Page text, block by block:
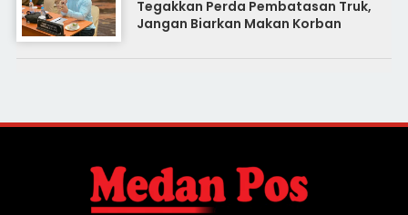
Tegakkan Perda Pembatasan Truk,
Jangan Biarkan Makan Korban